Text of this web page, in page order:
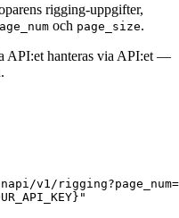
rigging-uppgifter,
och page_size.
API:et hanteras via API:et —
v1/